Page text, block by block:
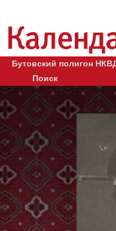
Бутовский полигон
Поиск